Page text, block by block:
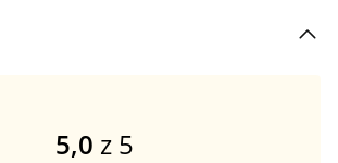
5,0 z 5